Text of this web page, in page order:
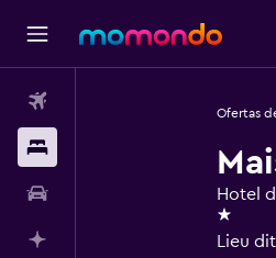
Ofertas
Hotel
1 estrella
Lieu